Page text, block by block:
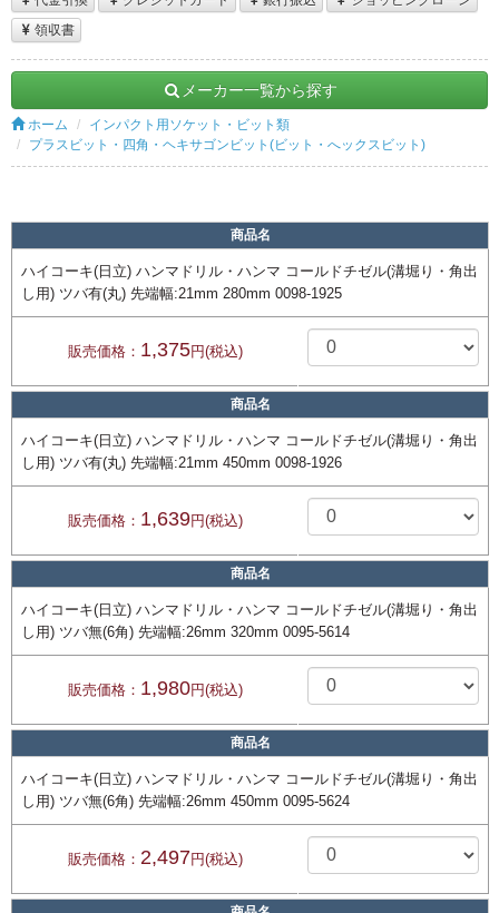
領収書
メーカー一覧から探す
ホーム
インパクト用ソケット・ビット類
プラスビット・四角・ヘキサゴンビット(ビット・へックスビット)
商品名
ハイコーキ(日立) ハンマドリル・ハンマ コールドチゼル(溝堀り・角出
し用) ツバ有(丸) 先端幅:21mm 280mm 0098-1925
販売価格： 1,375円(税込)
商品名
ハイコーキ(日立) ハンマドリル・ハンマ コールドチゼル(溝堀り・角出
し用) ツバ有(丸) 先端幅:21mm 450mm 0098-1926
販売価格： 1,639円(税込)
商品名
ハイコーキ(日立) ハンマドリル・ハンマ コールドチゼル(溝堀り・角出
し用) ツバ無(6角) 先端幅:26mm 320mm 0095-5614
販売価格： 1,980円(税込)
商品名
ハイコーキ(日立) ハンマドリル・ハンマ コールドチゼル(溝堀り・角出
し用) ツバ無(6角) 先端幅:26mm 450mm 0095-5624
販売価格： 2,497円(税込)